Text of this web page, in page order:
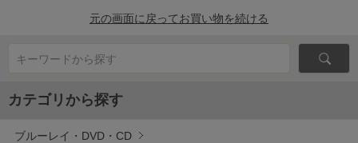
元の画面に戻ってお買い物を続ける
キーワードから探す
カテゴリから探す
ブルーレイ・DVD・CD